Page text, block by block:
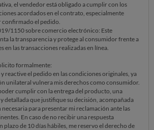
el vendedor está obligado a cumplir con los
acordados en el contrato, especialmente
confirmado el pedido.
1150 sobre comercio electrónico: Este
la transparencia y protege al consumidor frente a
en las transacciones realizadas en línea.
formalmente:
y reactive el pedido en las condiciones originales, ya
unilateral vulnera mis derechos como consumidor.
cumplir con la entrega del producto, una
detallada que justifique su decisión, acompañada
para presentar mi reclamación ante las
En caso de no recibir una respuesta
plazo de 10 días hábiles, me reservo el derecho de